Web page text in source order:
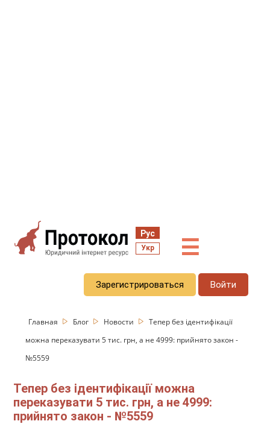
Рус
Укр ☰
Зарегистрироваться Войти
Главная Блог Новости
Тепер без ідентифікації
можна переказувати 5 тис. грн, а не 4999: прийнято закон -
№5559
Тепер без ідентифікації можна
переказувати 5 тис. грн, а не 4999:
прийнято закон - №5559